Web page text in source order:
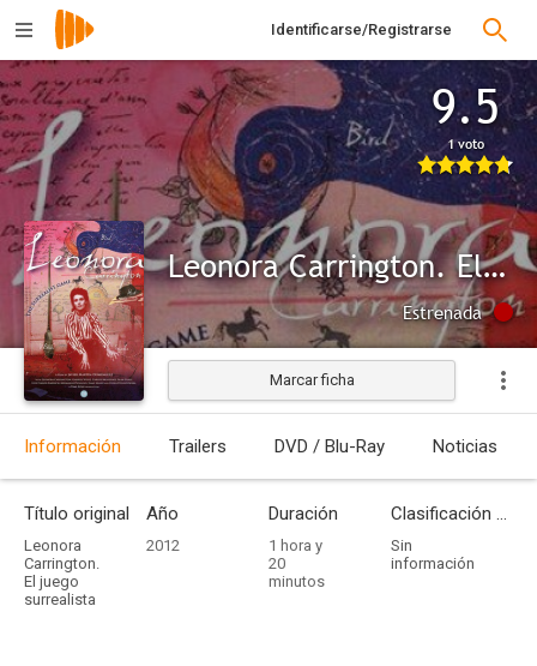
Identificarse/Registrarse
9.5
1 voto
Leonora Carrington. El juego surrealista
Estrenada
Marcar ficha
Información Trailers DVD / Blu-Ray Noticias
Título original
Leonora
Carrington.
El juego
surrealista
Año
2012
Duración
1 hora y
20
minutos
Clasificación por edades
Sin
información